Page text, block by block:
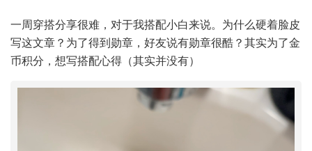
一周穿搭分享很难，对于我搭配小白来说。为什么硬着脸皮
写这文章？为了得到勋章，好友说有勋章很酷？其实为了金
币积分，想写搭配心得（其实并没有）